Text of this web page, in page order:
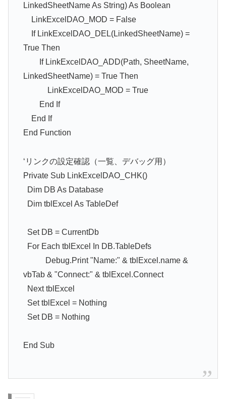
LinkedSheetName As String) As Boolean
LinkExcelDAO_MOD = False
If LinkExcelDAO_DEL(LinkedSheetName) =
True Then
If LinkExcelDAO_ADD(Path, SheetName,
LinkedSheetName) = True Then
LinkExcelDAO_MOD = True
End If
End If
End Function
‘リンクの設定確認（一覧、デバッグ用）
Private Sub LinkExcelDAO_CHK()
Dim DB As Database
Dim tblExcel As TableDef
Set DB = CurrentDb
For Each tblExcel In DB.TableDefs
Debug.Print "Name:" & tblExcel.name &
vbTab & "Connect:" & tblExcel.Connect
Next tblExcel
Set tblExcel = Nothing
Set DB = Nothing
End Sub